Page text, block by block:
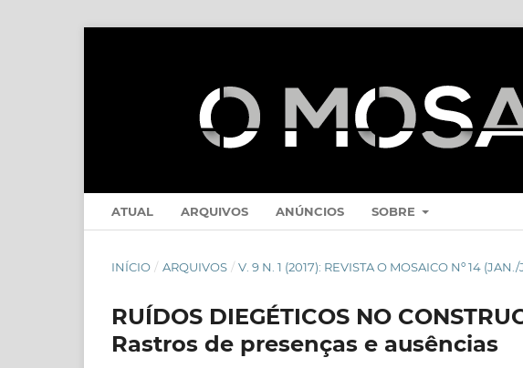
ATUAL ARQUIVOS ANÚNCIOS SOBRE
INÍCIO / ARQUIVOS / V. 9 N. 1 (2017): REVISTA O MOSAICO Nº 14
RUÍDOS DIEGÉTICOS NO
Rastros de presenças e ausências